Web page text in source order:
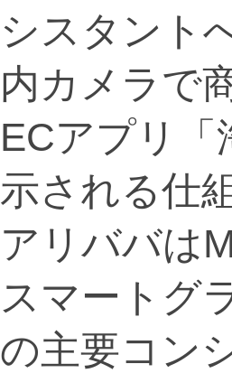
シスタント
内カメラで
ECアプリ「
示される仕
アリババは
スマートグ
の主要コン